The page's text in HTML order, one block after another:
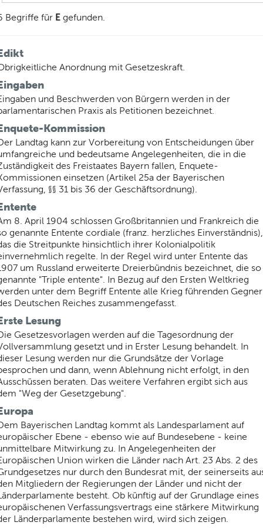
Begriffe für E gefunden.
Anordnung mit Gesetzeskraft.
und Beschwerden von Bürgern werden in der
Praxis als Petitionen bezeichnet.
Kommission
Landtag kann zur Vorbereitung von Entscheidungen über
und bedeutsame Angelegenheiten, die in die
des Freistaates Bayern fallen, Enquete-
einsetzen (Artikel 25a der Bayerischen
§§ 31 bis 36 der Geschäftsordnung).
8. April 1904 schlossen Großbritannien und Frankreich die
genannte Entente cordiale (franz. herzliches Einverständnis),
die Streitpunkte hinsichtlich ihrer Kolonialpolitik
regelte. In der Regel wird unter Entente das
um Russland erweiterte Dreierbündnis bezeichnet, die so
"Triple entente". In Bezug auf den Ersten Weltkrieg
unter dem Begriff Entente alle Krieg führenden Gegner
Deutschen Reiches zusammengefasst.
Lesung
Gesetzesvorlagen werden auf die Tagesordnung der
gesetzt und in Erster Lesung behandelt. In
Lesung werden nur die Grundsätze der Vorlage
und dann, wenn Ablehnung nicht erfolgt, in den
beraten. Das weitere Verfahren ergibt sich aus
"Weg der Gesetzgebung".
Bayerischen Landtag kommt als Landesparlament auf
Ebene - ebenso wie auf Bundesebene - keine
Mitwirkung zu. In Angelegenheiten der
Union wirken die Länder nach Art. 23 Abs. 2 des
nur durch den Bundesrat mit, der seinerseits
Mitgliedern der Regierungen der Länder und nicht der
besteht. Ob künftig auf der Grundlage eines
Verfassungsvertrags eine stärkere Mitwirkung
Länderparlamente bestehen wird, wird sich zeigen.